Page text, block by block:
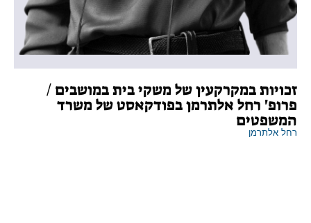
זכויות במקרקעין של משקי בית במושבים /
פרופ' רחל אלתרמן בפודקאסט של משרד
המשפטים
רחל אלתרמן